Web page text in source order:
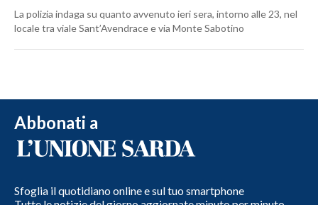
La polizia indaga su quanto avvenuto ieri sera, intorno alle 23, nel
locale tra viale Sant’Avendrace e via Monte Sabotino
Abbonati a
Sfoglia il quotidiano online e sul tuo smartphone